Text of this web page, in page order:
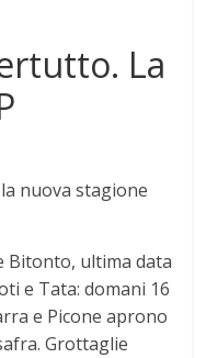
La
la nuova stagione
Bitonto, ultima data
e Tata: domani 16
e Picone aprono
Grottaglie